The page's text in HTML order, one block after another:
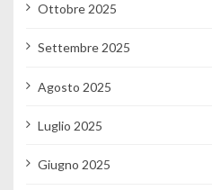
Ottobre 2025
Settembre 2025
Agosto 2025
Luglio 2025
Giugno 2025